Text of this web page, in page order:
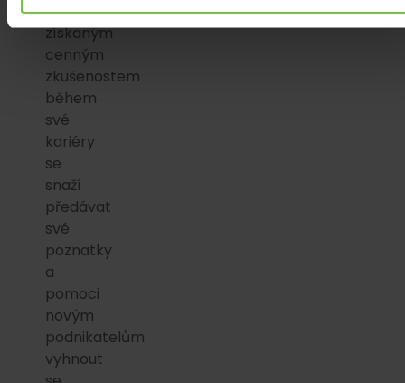
Díky
získaným
cenným
zkušenostem
během
své
kariéry
se
snaží
předávat
své
poznatky
a
pomoci
novým
podnikatelům
vyhnout